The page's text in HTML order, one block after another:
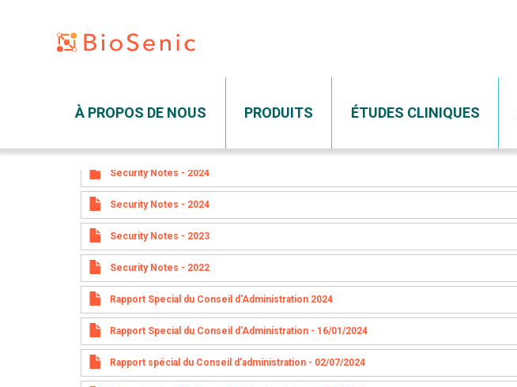
À PROPOS DE NOUS PRODUITS ÉTUDES CLINIQUES
Rapports spéciaux du Conseil d'administration
dim 10/05/2026 - 12:00
Security Notes - 2024
Security Notes - 2024
Security Notes - 2023
Security Notes - 2022
Rapport Special du Conseil d'Administration 2024
Rapport Special du Conseil d'Administration - 16/01/2024
Rapport spécial du Conseil d'administration - 02/07/2024